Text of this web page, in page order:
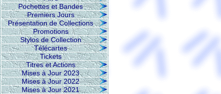
Pochettes et Bandes
Premiers Jours
Présentation de Collections
Promotions
Stylos de Collection
Télécartes
Tickets
Titres et Actions
Mises à Jour 2023
Mises à Jour 2022
Mises à Jour 2021